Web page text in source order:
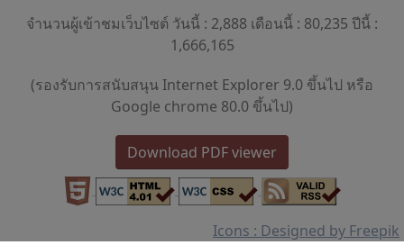
จำนวนผู้เข้าชมเว็บไซต์ วันนี้ : 2,888 เดือนนี้ : 80,235 ปีนี้ :
1,666,165
(รองรับการสนับสนุน Internet Explorer 9.0 ขึ้นไป หรือ
Google chrome 80.0 ขึ้นไป)
Download PDF viewer
Icons : Designed by Freepik